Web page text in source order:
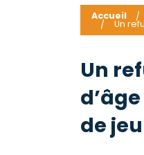
Accueil
Un
Un
de